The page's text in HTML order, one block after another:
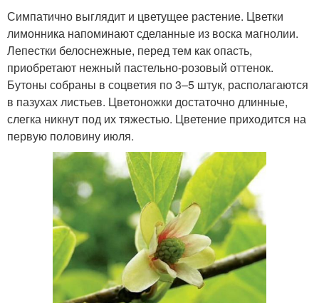
Симпатично выглядит и цветущее растение. Цветки
лимонника напоминают сделанные из воска магнолии.
Лепестки белоснежные, перед тем как опасть,
приобретают нежный пастельно-розовый оттенок.
Бутоны собраны в соцветия по 3–5 штук, располагаются
в пазухах листьев. Цветоножки достаточно длинные,
слегка никнут под их тяжестью. Цветение приходится на
первую половину июля.